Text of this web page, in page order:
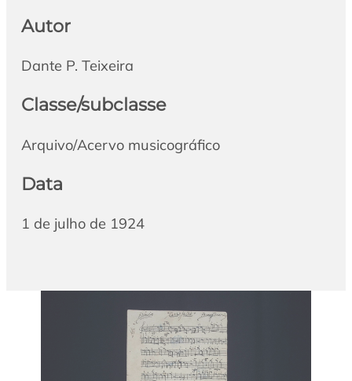
Autor
Dante P. Teixeira
Classe/subclasse
Arquivo/Acervo musicográfico
Data
1 de julho de 1924